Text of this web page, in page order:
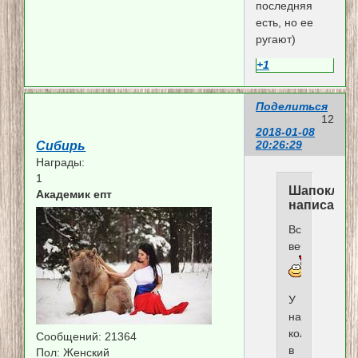
последняя
есть, но ее
ругают)
+1
Поделиться
12
2018-01-08
20:26:29
Сибирь
Награды:
1
Академик епт
Сообщений: 21364
Пол: Женский
Шапокляк
Всем
вечер!
У
нас
коляда
в